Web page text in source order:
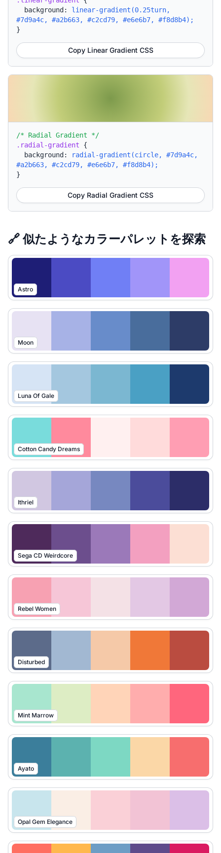
background: linear-gradient(0.25turn,
#7d9a4c, #a2b663, #c2cd79, #e6e6b7, #f8d8b4);
}
Copy Linear Gradient CSS
/* Radial Gradient */
.radial-gradient {
background:
radial-gradient(circle, #7d9a4c,
#a2b663, #c2cd79, #e6e6b7, #f8d8b4);
}
Copy Radial Gradient CSS
🔗 似たようなカラーパレットを探索
Astro
Moon
Luna Of Gale
Cotton Candy Dreams
Ithriel
Sega CD Weirdcore
Rebel Women
Disturbed
Mint Marrow
Ayato
Opal Gem Elegance